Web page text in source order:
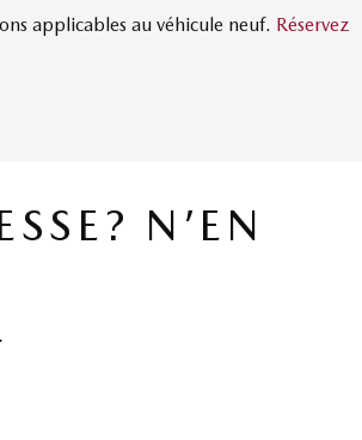
applicables au véhicule neuf. Réservez
N’EN